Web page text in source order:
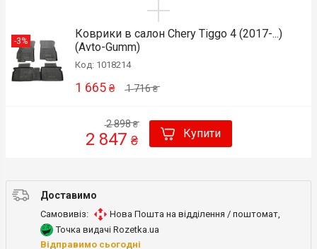
-3%
Коврики в салон Chery Tiggo 4 (2017-...)
(Avto-Gumm)
Код: 1018214
1 716₴
1 665 ₴
2 898₴
2 847 ₴ Купити
Доставимо
Самовивіз: Нова Пошта на відділення / поштомат,
Точка видачі Rozetka.ua
Відправимо сьогодні